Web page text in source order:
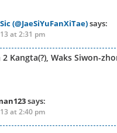
(@JaeSiYuFanXiTae)says:
at 2:31 pm
2 Kangta(?), Waks Siwon-
says:
at 2:40 pm